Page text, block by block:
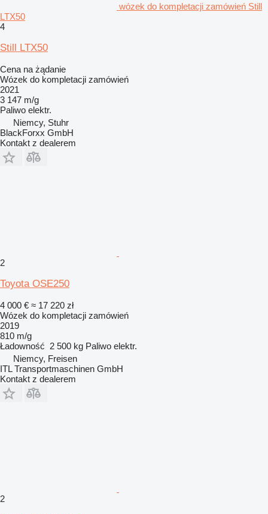
wózek do kompletacji zamówień Still
LTX50
4
Still LTX50
Cena na żądanie
Wózek do kompletacji zamówień
2021
3 147 m/g
Paliwo elektr.
Niemcy, Stuhr
BlackForxx GmbH
Kontakt z dealerem
2
Toyota OSE250
4 000 € ≈ 17 220 zł
Wózek do kompletacji zamówień
2019
810 m/g
Ładowność 2 500 kg Paliwo elektr.
Niemcy, Freisen
ITL Transportmaschinen GmbH
Kontakt z dealerem
2